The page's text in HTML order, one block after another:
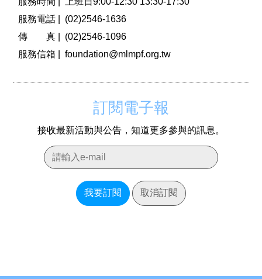
服務電話 |
(02)2546-1636
傳 真 |
(02)2546-1096
服務信箱 |
foundation@mlmpf.org.tw
訂閱電子報
接收最新活動與公告，知道更多參與的訊息。
我要訂閱 取消訂閱